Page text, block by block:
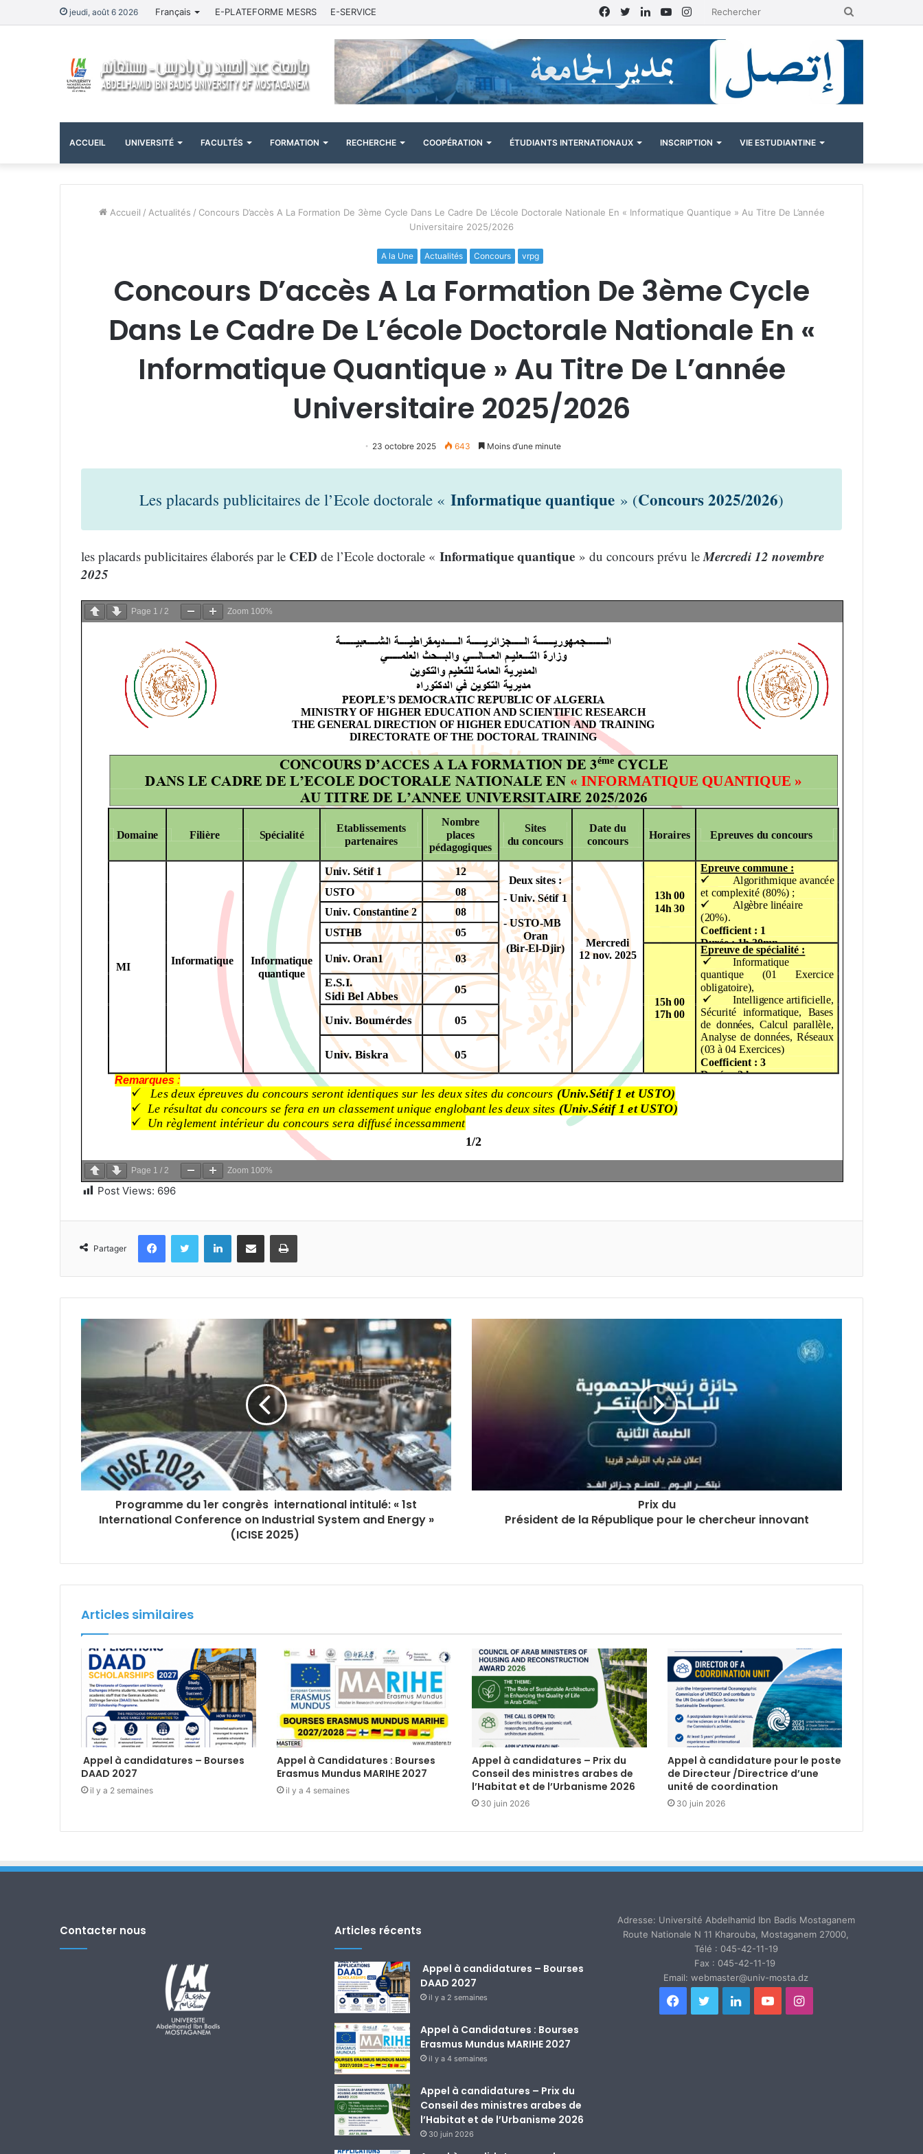
jeudi, août 6 2026 Français E-PLATEFORME MESRS E-SERVICE Instagram
YouTube
Linkedin
Twitter
Facebook
ACCUEIL UNIVERSITÉ FACULTÉS FORMATION RECHERCHE COOPÉRATION ÉTUDIANTS INTERNATIONAUX INSCRIPTION VIE ESTUDIANTINE
Accueil / Actualités / Concours D’accès A La Formation De 3ème Cycle Dans Le Cadre De L’école Doctorale Nationale En « Informatique Quantique » Au Titre De L’année
Universitaire 2025/2026
A la Une Actualités Concours vrpg
Concours D’accès A La Formation De 3ème Cycle
Dans Le Cadre De L’école Doctorale Nationale En «
Informatique Quantique » Au Titre De L’année
Universitaire 2025/2026
23 octobre 2025 643 Moins d’une minute
Les placards publicitaires de l’Ecole doctorale « Informatique quantique » (Concours 2025/2026)
les placards publicitaires élaborés par le CED de l’Ecole doctorale « Informatique quantique » du concours prévu le Mercredi 12 novembre
2025
Page 1 / 2 Zoom 100%
Page 1 / 2 Zoom 100%
Post Views: 696
Partager
FacebookTwitter LinkedinPartager par email Imprimer
Programme du 1er congrès international intitulé: « 1st
International Conference on Industrial System and Energy »
(ICISE 2025)
Prix du
Président de la République pour le chercheur innovant
Articles similaires
Appel à candidatures – Bourses
DAAD 2027
il y a 2 semaines
Appel à Candidatures : Bourses
Erasmus Mundus MARIHE 2027
il y a 4 semaines
Appel à candidatures – Prix du
Conseil des ministres arabes de
l’Habitat et de l’Urbanisme 2026
30 juin 2026
Appel à candidature pour le poste
de Directeur /Directrice d’une
unité de coordination
30 juin 2026
Contacter nous Articles récents
Appel à candidatures – Bourses
DAAD 2027
il y a 2 semaines
Appel à Candidatures : Bourses
Erasmus Mundus MARIHE 2027
il y a 4 semaines
Appel à candidatures – Prix du
Conseil des ministres arabes de
l’Habitat et de l’Urbanisme 2026
30 juin 2026
Adresse: Université Abdelhamid Ibn Badis Mostaganem
Route Nationale N 11 Kharouba, Mostaganem 27000,
Télé : 045-42-11-19
Fax : 045-42-11-19
Email: webmaster@univ-mosta.dz
Facebook
TwitterLinkedinYouTubeInstagram